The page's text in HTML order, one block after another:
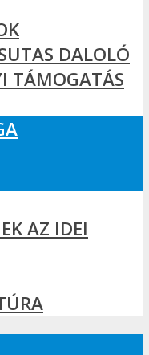
DALOLÓ
TÁMOGATÁS
AZ IDEI